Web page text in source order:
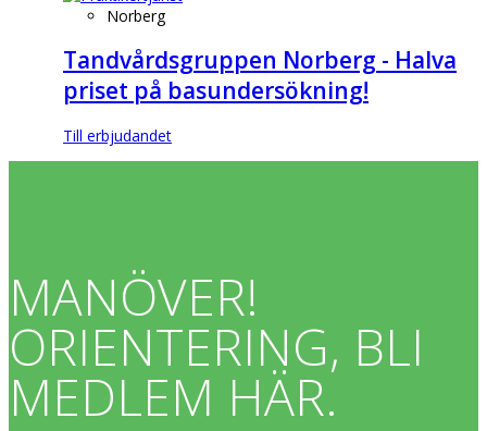
Norberg
Tandvårdsgruppen Norberg - Halva
priset på basundersökning!
Till erbjudandet
MANÖVER!
ORIENTERING, BLI
MEDLEM HÄR.